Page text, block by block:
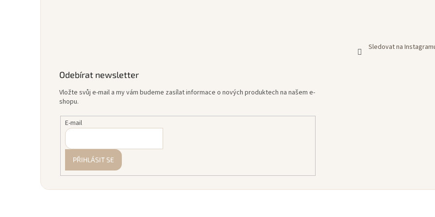
Sledovat na
Odebírat newsletter
Vložte svůj e-mail a my vám budeme zasílat informace o nových produktech na našem e-
shopu.
E-mail
PŘIHLÁSIT SE